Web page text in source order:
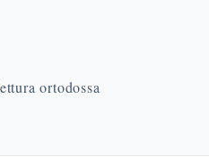
ortodossa